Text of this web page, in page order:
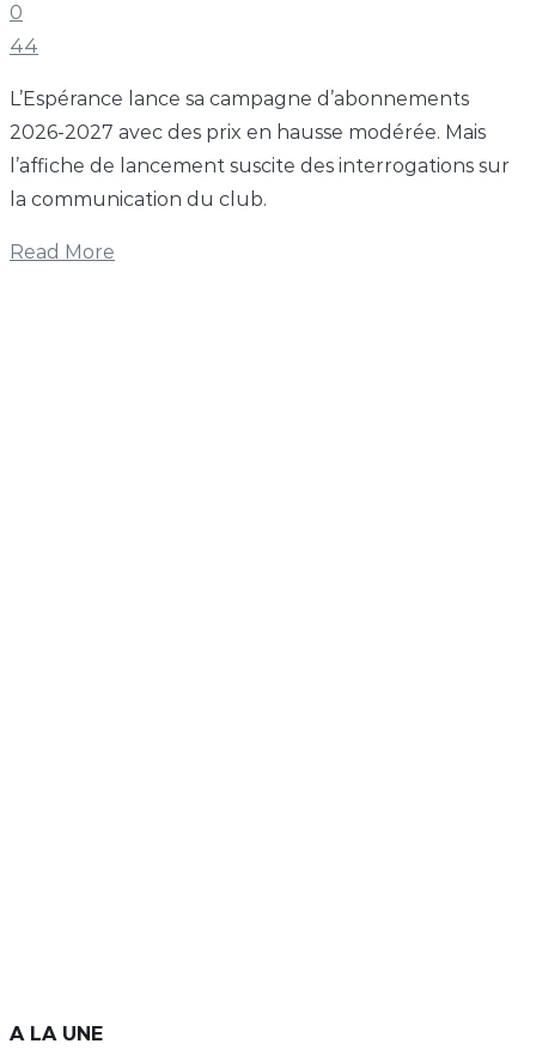
0
44
L’Espérance lance sa campagne d’abonnements
2026-2027 avec des prix en hausse modérée. Mais
l’affiche de lancement suscite des interrogations sur
la communication du club.
Read More
A LA UNE